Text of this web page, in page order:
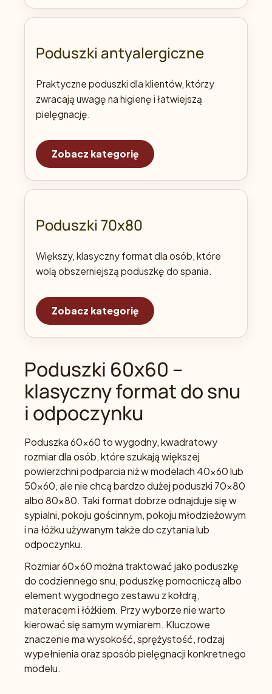
Poduszki antyalergiczne
Praktyczne poduszki dla klientów, którzy
zwracają uwagę na higienę i łatwiejszą
pielęgnację.
Zobacz kategorię
Poduszki 70x80
Większy, klasyczny format dla osób, które
wolą obszerniejszą poduszkę do spania.
Zobacz kategorię
Poduszki 60x60 –
klasyczny format do snu
i odpoczynku
Poduszka 60x60 to wygodny, kwadratowy
rozmiar dla osób, które szukają większej
powierzchni podparcia niż w modelach 40x60 lub
50x60, ale nie chcą bardzo dużej poduszki 70x80
albo 80x80. Taki format dobrze odnajduje się w
sypialni, pokoju gościnnym, pokoju młodzieżowym
i na łóżku używanym także do czytania lub
odpoczynku.
Rozmiar 60x60 można traktować jako poduszkę
do codziennego snu, poduszkę pomocniczą albo
element wygodnego zestawu z kołdrą,
materacem i łóżkiem. Przy wyborze nie warto
kierować się samym wymiarem. Kluczowe
znaczenie ma wysokość, sprężystość, rodzaj
wypełnienia oraz sposób pielęgnacji konkretnego
modelu.